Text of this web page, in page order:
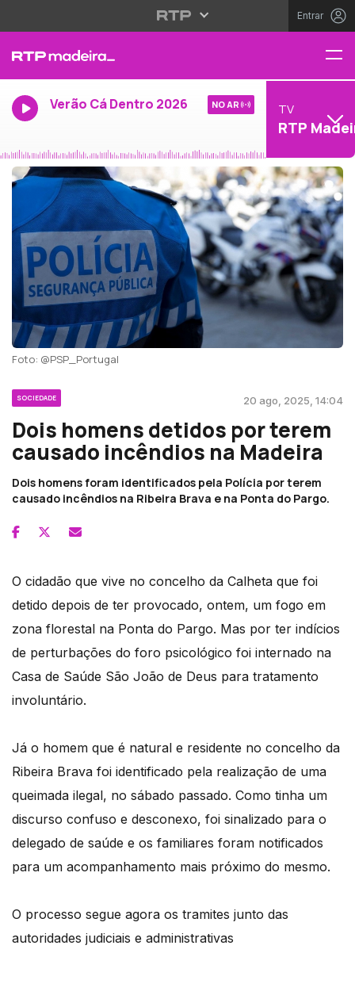
Entrar
Verão Cá Dentro 2026 NO AR TV
RTP
Foto: @PSP_Portugal
SOCIEDADE 20 ago, 2025, 14:04
Dois homens detidos por terem
causado incêndios na Madeira
Dois homens foram identificados pela Polícia por terem
causado incêndios na Ribeira Brava e na Ponta do Pargo.
O cidadão que vive no concelho da Calheta que foi
detido depois de ter provocado, ontem, um fogo em
zona florestal na Ponta do Pargo. Mas por ter indícios
de perturbações do foro psicológico foi internado na
Casa de Saúde São João de Deus para tratamento
involuntário.
Já o homem que é natural e residente no concelho da
Ribeira Brava foi identificado pela realização de uma
queimada ilegal, no sábado passado. Como tinha um
discurso confuso e desconexo, foi sinalizado para o
delegado de saúde e os familiares foram notificados
para um acompanhamento mais próximo do mesmo.
O processo segue agora os tramites junto das
autoridades judiciais e administrativas